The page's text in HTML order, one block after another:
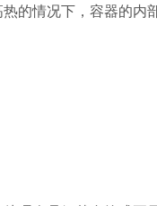
的情况下，容器的内